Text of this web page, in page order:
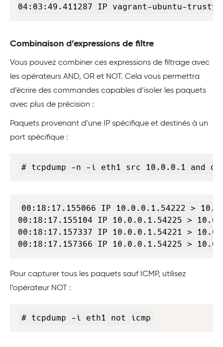
04:03:49.411287 IP vagrant-ubuntu-
Combinaison d’expressions de filtre
Vous pouvez combiner ces expressions de filtrage avec
les opérateurs AND, OR et NOT. Cela vous permettra
d’écrire des commandes capables d’isoler les paquets
avec plus de précision :
Paquets provenant d’une IP spécifique et destinés à un
port spécifique :
# tcpdump -n -i eth1 src 10.0.0.1 and
00:18:17.155066 IP 10.0.0.1.54222 >
00:18:17.155104 IP 10.0.0.1.54225 >
00:18:17.157337 IP 10.0.0.1.54221 >
00:18:17.157366 IP 10.0.0.1.54225 >
Pour capturer tous les paquets sauf ICMP, utilisez
l’opérateur NOT :
# tcpdump -i eth1 not icmp